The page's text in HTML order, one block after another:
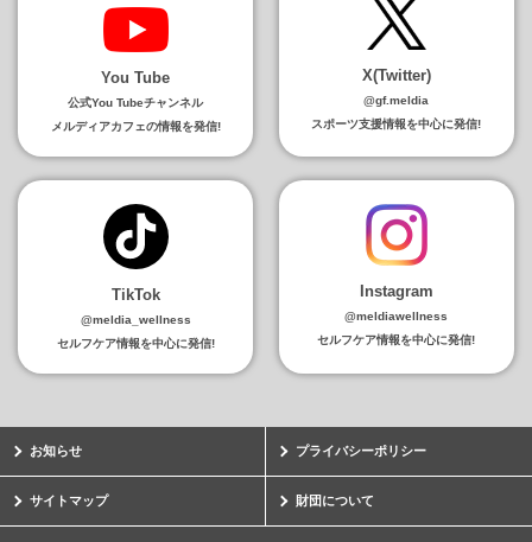
You Tube
公式You Tubeチャンネル
メルディアカフェの情報を発信!
X(Twitter)
@gf.meldia
スポーツ支援情報を中心に発信!
TikTok
@meldia_wellness
セルフケア情報を中心に発信!
Instagram
@meldiawellness
セルフケア情報を中心に発信!
お知らせ プライバシーポリシー
サイトマップ 財団について